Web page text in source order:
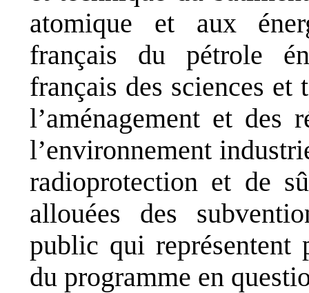
atomique et aux
français du pétrole
français des sciences et
l’aménagement et des
l’environnement
radioprotection et de
allouées des
public qui représentent
du programme en